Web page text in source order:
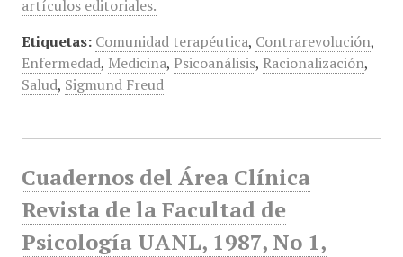
artículos editoriales.
Etiquetas: Comunidad terapéutica, Contrarevolución,
Enfermedad, Medicina, Psicoanálisis, Racionalización,
Salud, Sigmund Freud
Cuadernos del Área Clínica
Revista de la Facultad de
Psicología UANL, 1987, No 1,